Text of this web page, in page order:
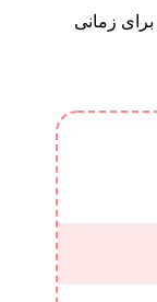
زمانی